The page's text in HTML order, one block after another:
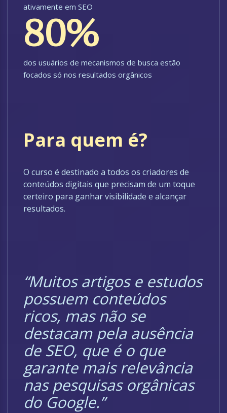
ativamente em SEO
80%
dos usuários de mecanismos de busca estão
focados só nos resultados orgânicos
Para quem é?
O curso é destinado a todos os criadores de
conteúdos digitais que precisam de um toque
certeiro para ganhar visibilidade e alcançar
resultados.
“Muitos artigos e estudos
possuem conteúdos
ricos, mas não se
destacam pela ausência
de SEO, que é o que
garante mais relevância
nas pesquisas orgânicas
do Google.”